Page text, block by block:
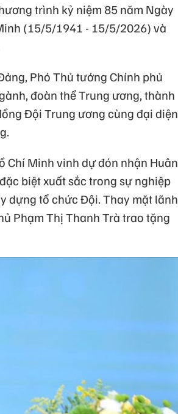
trình kỷ niệm 85 năm Ngày
(15/5/1941 - 15/5/2026) và
Phó Thủ tướng Chính phủ
đoàn thể Trung ương, thành
Đội Trung ương cùng đại diện
Chí Minh vinh dự đón nhận Huân
biệt xuất sắc trong sự nghiệp
dựng tổ chức Đội. Thay mặt lãnh
Phạm Thị Thanh Trà trao tặng